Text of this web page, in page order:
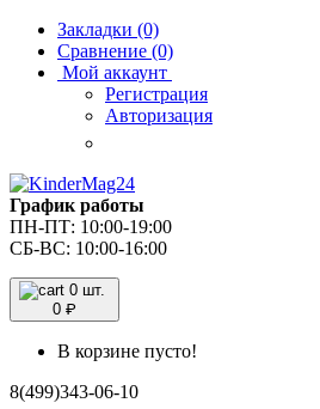
Закладки (0)
Сравнение (0)
Мой аккаунт
Регистрация
Авторизация
График работы
ПН-ПТ: 10:00-19:00
СБ-ВС: 10:00-16:00
0 шт.
0 руб
В корзине пусто!
8(499)343-06-10